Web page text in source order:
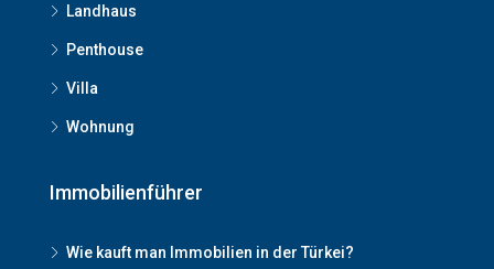
Landhaus
Penthouse
Villa
Wohnung
Immobilienführer
Wie kauft man Immobilien in der Türkei?